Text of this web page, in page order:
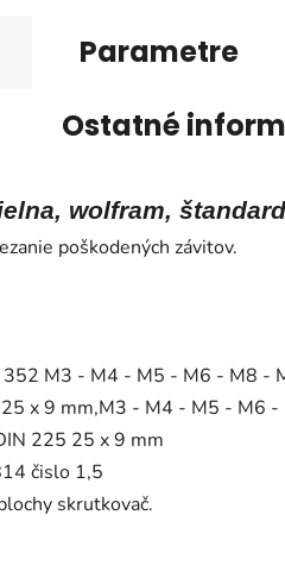
Parametre
Ostatné
wolfram,
poškodených závitov.
352 M3 - M4 - M5 - M6 - M8 -
x 9 mm,M3 - M4 - M5 - M6
225 25 x 9 mm
čislo 1,5
skrutkovač.